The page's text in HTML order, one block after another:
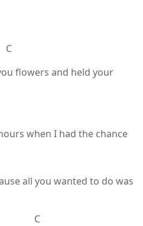
flowers and held your
when I had the chance
all you wanted to do was
C